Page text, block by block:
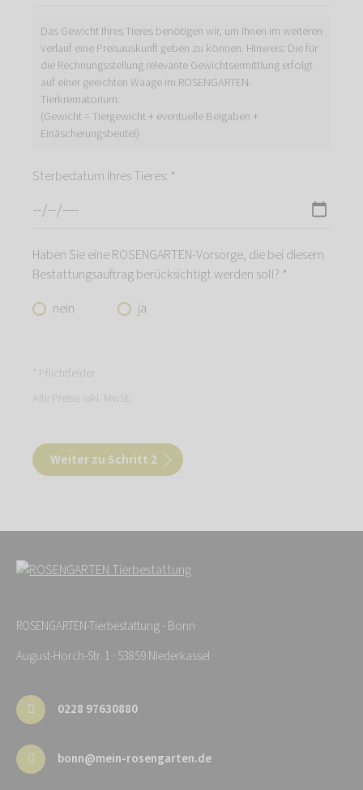
Das Gewicht Ihres Tieres benötigen wir, um Ihnen im weiteren
Verlauf eine Preisauskunft geben zu können. Hinweis: Die für
die Rechnungsstellung relevante Gewichtsermittlung erfolgt
auf einer geeichten Waage im ROSENGARTEN-
Tierkrematorium.
(Gewicht = Tiergewicht + eventuelle Beigaben +
Einäscherungsbeutel)
Sterbedatum Ihres Tieres: *
Haben Sie eine ROSENGARTEN-Vorsorge, die bei diesem
Bestattungsauftrag berücksichtigt werden soll? *
nein
ja
* Pflichtfelder
Alle Preise inkl. MwSt.
Weiter zu Schritt 2
ROSENGARTEN-Tierbestattung - Bonn
August-Horch-Str. 1 · 53859 Niederkassel
0228 97630880
bonn@mein-rosengarten.de